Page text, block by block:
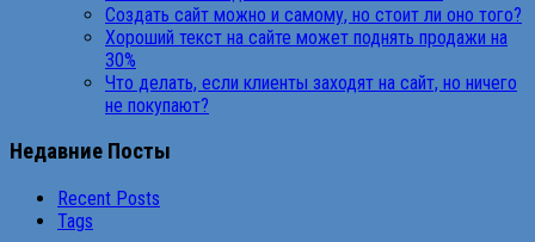
Создать сайт можно и самому, но стоит ли оно того?
Хороший текст на сайте может поднять продажи на
30%
Что делать, если клиенты заходят на сайт, но ничего
не покупают?
Недавние Посты
Recent Posts
Tags